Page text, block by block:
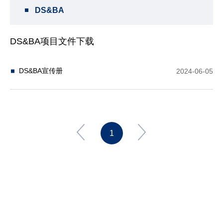
DS&BA
DS&BA项目文件下载
DS&BA宣传册 2024-06-05
1